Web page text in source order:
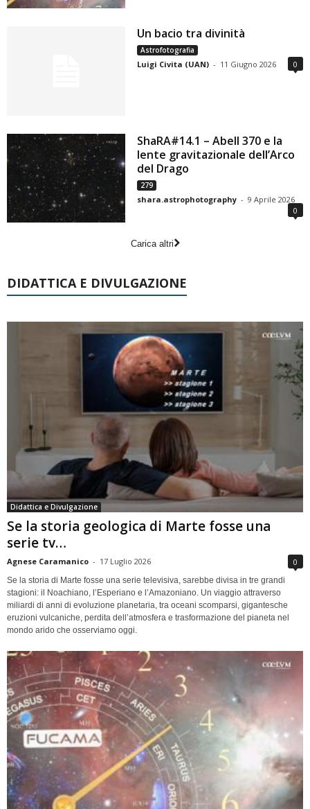
Un bacio tra divinità
Astrofotografia
Luigi Civita (UAN) - 11 Giugno 2026 0
ShaRA#14.1 – Abell 370 e la
lente gravitazionale dell’Arco
del Drago
279
shara.astrophotography - 9 Aprile 2026
0
Carica altri
DIDATTICA E DIVULGAZIONE
Didattica e Divulgazione
Se la storia geologica di Marte fosse una
serie tv…
Agnese Caramanico - 17 Luglio 2026 0
Se la storia di Marte fosse una serie televisiva, sarebbe divisa in tre grandi
stagioni: il Noachiano, l’Esperiano e l’Amazoniano. Un viaggio attraverso
miliardi di anni di evoluzione planetaria, tra oceani scomparsi, gigantesche
eruzioni vulcaniche, perdita dell’atmosfera e trasformazione del pianeta nel
mondo arido che osserviamo oggi.